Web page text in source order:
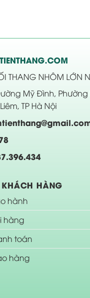
THANG NHÔM LỚN
Mỹ Đình,
TP Hà Nội
HÀNG
hành
hàng
toán
hàng